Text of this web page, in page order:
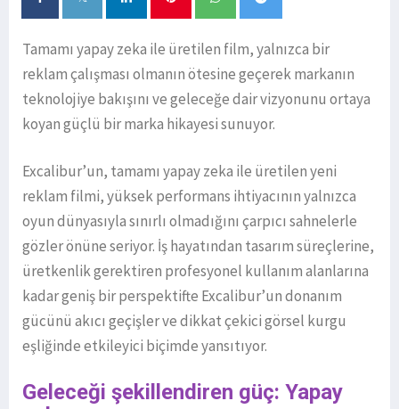
Tamamı yapay zeka ile üretilen film, yalnızca bir
reklam çalışması olmanın ötesine geçerek markanın
teknolojiye bakışını ve geleceğe dair vizyonunu ortaya
koyan güçlü bir marka hikayesi sunuyor.
Excalibur’un, tamamı yapay zeka ile üretilen yeni
reklam filmi, yüksek performans ihtiyacının yalnızca
oyun dünyasıyla sınırlı olmadığını çarpıcı sahnelerle
gözler önüne seriyor. İş hayatından tasarım süreçlerine,
üretkenlik gerektiren profesyonel kullanım alanlarına
kadar geniş bir perspektifte Excalibur’un donanım
gücünü akıcı geçişler ve dikkat çekici görsel kurgu
eşliğinde etkileyici biçimde yansıtıyor.
Geleceği şekillendiren güç: Yapay